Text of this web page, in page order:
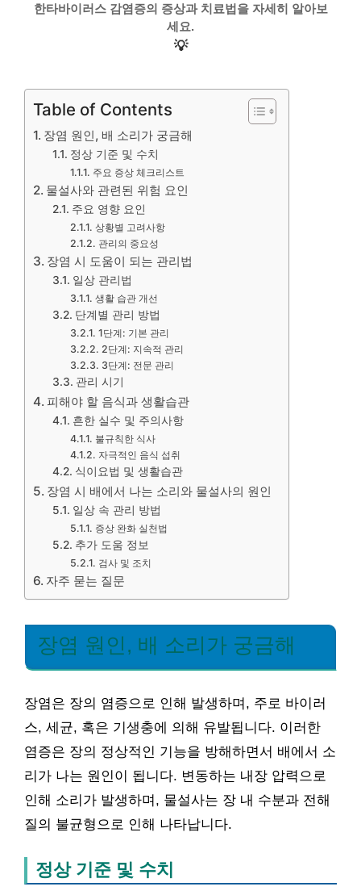
한타바이러스 감염증의 증상과 치료법을 자세히 알아보
세요.
💡
Table of Contents
장염 원인, 배 소리가 궁금해
정상 기준 및 수치
주요 증상 체크리스트
물설사와 관련된 위험 요인
주요 영향 요인
상황별 고려사항
관리의 중요성
장염 시 도움이 되는 관리법
일상 관리법
생활 습관 개선
단계별 관리 방법
1단계: 기본 관리
2단계: 지속적 관리
3단계: 전문 관리
관리 시기
피해야 할 음식과 생활습관
흔한 실수 및 주의사항
불규칙한 식사
자극적인 음식 섭취
식이요법 및 생활습관
장염 시 배에서 나는 소리와 물설사의 원인
일상 속 관리 방법
증상 완화 실천법
추가 도움 정보
검사 및 조치
자주 묻는 질문
장염 원인, 배 소리가 궁금해
장염은 장의 염증으로 인해 발생하며, 주로 바이러
스, 세균, 혹은 기생충에 의해 유발됩니다. 이러한
염증은 장의 정상적인 기능을 방해하면서 배에서 소
리가 나는 원인이 됩니다. 변동하는 내장 압력으로
인해 소리가 발생하며, 물설사는 장 내 수분과 전해
질의 불균형으로 인해 나타납니다.
정상 기준 및 수치